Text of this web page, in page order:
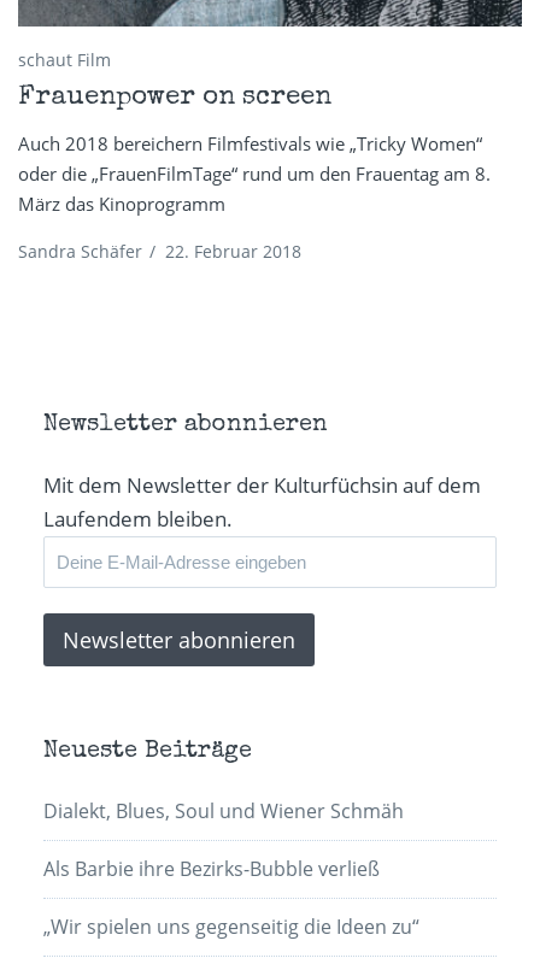
schaut Film
Frauenpower on screen
Auch 2018 bereichern Filmfestivals wie „Tricky Women“
oder die „FrauenFilmTage“ rund um den Frauentag am 8.
März das Kinoprogramm
Sandra Schäfer / 22. Februar 2018
Newsletter abonnieren
Mit dem Newsletter der Kulturfüchsin auf dem
Laufendem bleiben.
Neueste Beiträge
Dialekt, Blues, Soul und Wiener Schmäh
Als Barbie ihre Bezirks-Bubble verließ
„Wir spielen uns gegenseitig die Ideen zu“